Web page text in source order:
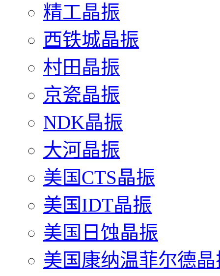
精工晶振
西铁城晶振
村田晶振
京瓷晶振
NDK晶振
大河晶振
美国CTS晶振
美国IDT晶振
美国日蚀晶振
美国康纳温菲尔德晶